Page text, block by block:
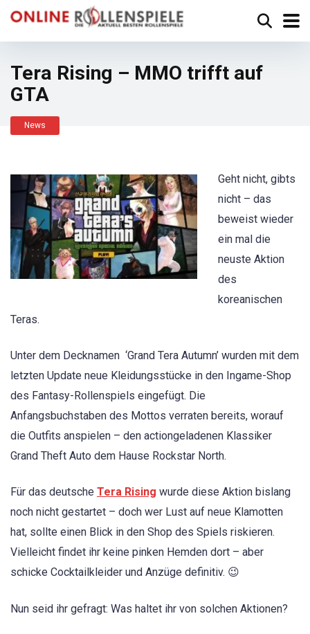
Tera Rising – MMO trifft auf
GTA
News
Geht nicht, gibts
nicht – das
beweist wieder
ein mal die
neuste Aktion
des
koreanischen
Teras.
Unter dem Decknamen ‘Grand Tera Autumn’ wurden mit dem
letzten Update neue Kleidungsstücke in den Ingame-Shop
des Fantasy-Rollenspiels eingefügt. Die
Anfangsbuchstaben des Mottos verraten bereits, worauf
die Outfits anspielen – den actiongeladenen Klassiker
Grand Theft Auto dem Hause Rockstar North.
Für das deutsche Tera Rising wurde diese Aktion bislang
noch nicht gestartet – doch wer Lust auf neue Klamotten
hat, sollte einen Blick in den Shop des Spiels riskieren.
Vielleicht findet ihr keine pinken Hemden dort – aber
schicke Cocktailkleider und Anzüge definitiv. 😉
Nun seid ihr gefragt: Was haltet ihr von solchen Aktionen?